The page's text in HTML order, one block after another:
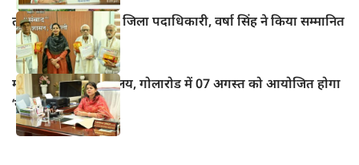
तीन वरिष्ठ पत्रकारों को जिला पदाधिकारी, वर्षा सिंह ने किया सम्मानित
महुआ के विद्युत कार्यालय, गोलारोड में 07 अगस्त को आयोजित होगा
‘सोलर मेला–2026’